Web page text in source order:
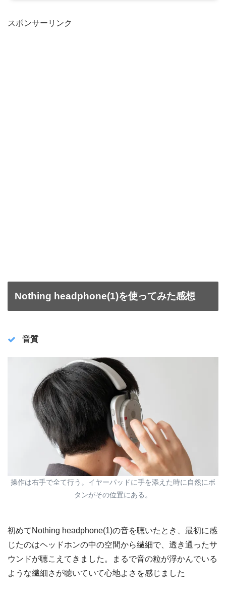
スポンサーリンク
Nothing headphone(1)を使ってみた感想
音質
操作は右手で全て行う。イヤーパッドに手を添えた時に自然にボ
タンがその位置にある。
初めてNothing headphone(1)の音を聴いたとき、最初に感
じたのはヘッドホンの中の空間から繊細で、透き通ったサ
ウンドが聴こえてきました。まるで音の粒が浮かんでいる
ような繊細さが聴いていて心地よさを感じました